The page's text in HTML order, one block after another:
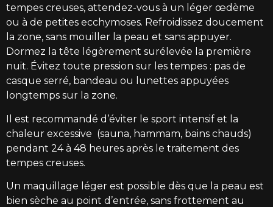
tempes creuses, attendez-vous à un léger œdème
ou à de petites ecchymoses. Refroidissez doucement
la zone, sans mouiller la peau et sans appuyer.
Dormez la tête légèrement surélevée la première
nuit. Évitez toute pression sur les tempes : pas de
casque serré, bandeau ou lunettes appuyées
longtemps sur la zone.
Il est recommandé d’éviter le sport intensif et la
chaleur excessive (sauna, hammam, bains chauds)
pendant 24 à 48 heures après le traitement des
tempes creuses.
Un maquillage léger est possible dès que la peau est
bien sèche au point d’entrée, sans frottement au